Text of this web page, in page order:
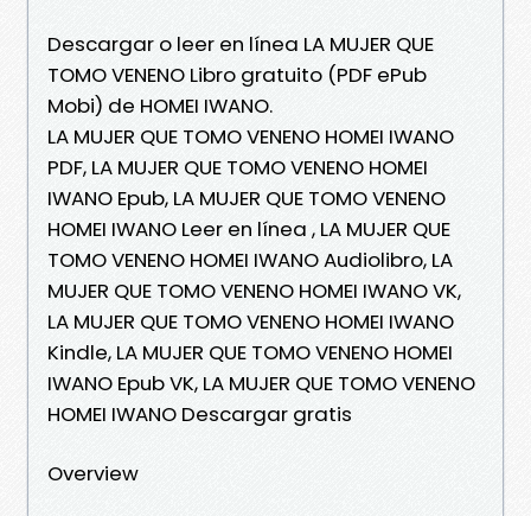
Descargar o leer en línea LA MUJER QUE
TOMO VENENO Libro gratuito (PDF ePub
Mobi) de HOMEI IWANO.
LA MUJER QUE TOMO VENENO HOMEI IWANO
PDF, LA MUJER QUE TOMO VENENO HOMEI
IWANO Epub, LA MUJER QUE TOMO VENENO
HOMEI IWANO Leer en línea , LA MUJER QUE
TOMO VENENO HOMEI IWANO Audiolibro, LA
MUJER QUE TOMO VENENO HOMEI IWANO VK,
LA MUJER QUE TOMO VENENO HOMEI IWANO
Kindle, LA MUJER QUE TOMO VENENO HOMEI
IWANO Epub VK, LA MUJER QUE TOMO VENENO
HOMEI IWANO Descargar gratis
Overview